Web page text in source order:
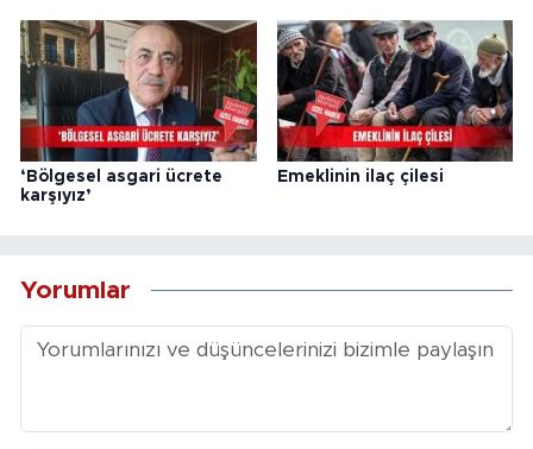
‘Bölgesel asgari ücrete
karşıyız’
Emeklinin ilaç çilesi
Yorumlar